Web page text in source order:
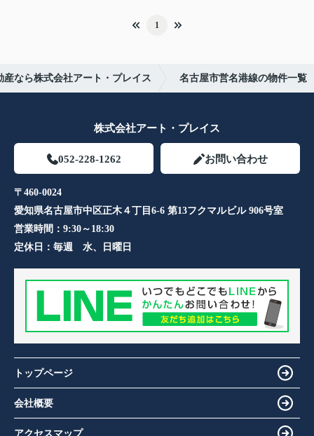
1
産なら株式会社アート・プレイス 名古屋市営名港線の物件一覧
株式会社アート・プレイス
052-228-1262 お問い合わせ
〒460-0024
愛知県名古屋市中区正木４丁目6-6 第13フクマルビル 906号室​
営業時間： 9:30～18:30
定休日： 毎週 水、日曜日
トップページ
会社概要
アクセスマップ